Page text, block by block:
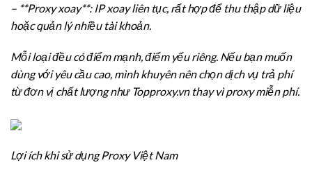
– **Proxy xoay**: IP xoay liên tục, rất hợp để thu thập dữ liệu
hoặc quản lý nhiều tài khoản.
Mỗi loại đều có điểm mạnh, điểm yếu riêng. Nếu bạn muốn
dùng với yêu cầu cao, mình khuyên nên chọn dịch vụ trả phí
từ đơn vị chất lượng như Topproxy.vn thay vì proxy miễn phí.
Lợi ích khi sử dụng Proxy Việt Nam